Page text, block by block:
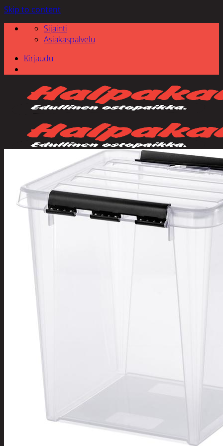
Skip to content
Sijainti
Asiakaspalvelu
Kirjaudu
Etsi:
asetelmat
Tontut ja
Talvi